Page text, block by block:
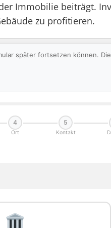
Immobilie beiträgt.
zu profitieren.
später fortsetzen können.
4
Ort
5
Kontakt